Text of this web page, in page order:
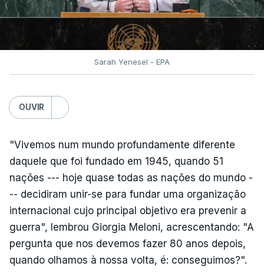
Sarah Yenesel - EPA
OUVIR
"Vivemos num mundo profundamente diferente
daquele que foi fundado em 1945, quando 51
nações --- hoje quase todas as nações do mundo -
-- decidiram unir-se para fundar uma organização
internacional cujo principal objetivo era prevenir a
guerra", lembrou Giorgia Meloni, acrescentando: "A
pergunta que nos devemos fazer 80 anos depois,
quando olhamos à nossa volta, é: conseguimos?".